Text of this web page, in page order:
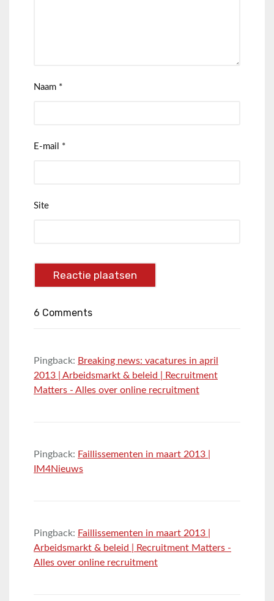
Naam *
E-mail *
Site
6 Comments
Pingback: Breaking news: vacatures in april
2013 | Arbeidsmarkt & beleid | Recruitment
Matters - Alles over online recruitment
Pingback: Faillissementen in maart 2013 |
IM4Nieuws
Pingback: Faillissementen in maart 2013 |
Arbeidsmarkt & beleid | Recruitment Matters -
Alles over online recruitment